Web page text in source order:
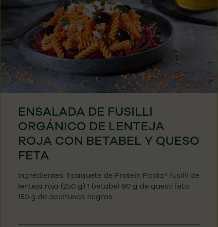
ENSALADA DE FUSILLI
ORGÁNICO DE LENTEJA
ROJA CON BETABEL Y QUESO
FETA
Ingredientes: 1 paquete de Protein Pasta® fusilli de
lenteja roja (250 g) 1 betabel 90 g de queso feta
150 g de aceitunas negras